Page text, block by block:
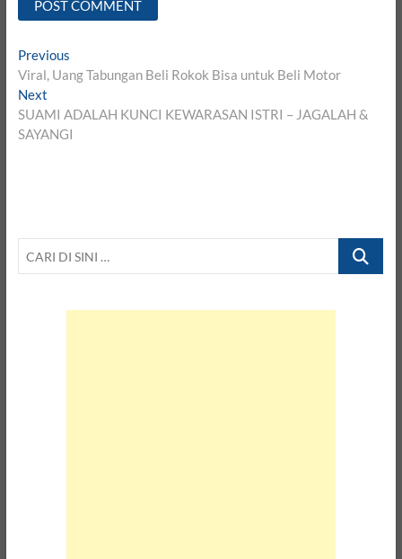
Post
navigation
PreviousPrevious
post:
Viral, Uang Tabungan Beli Rokok Bisa untuk Beli Motor
NextNext
post:
SUAMI ADALAH KUNCI KEWARASAN ISTRI – JAGALAH &
SAYANGI
CARI